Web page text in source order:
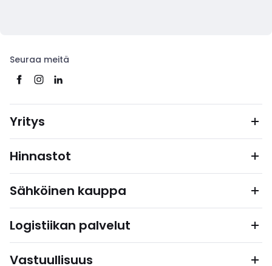
Seuraa meitä
Yritys
Hinnastot
Sähköinen kauppa
Logistiikan palvelut
Vastuullisuus